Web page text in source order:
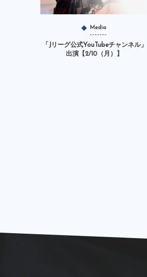
Media
「Jリーグ公式YouTubeチャンネル」
出演【2/10（月）】